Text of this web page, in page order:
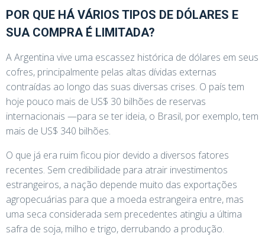
POR QUE HÁ VÁRIOS TIPOS DE DÓLARES E
SUA COMPRA É LIMITADA?
A Argentina vive uma escassez histórica de dólares em seus
cofres, principalmente pelas altas dívidas externas
contraídas ao longo das suas diversas crises. O país tem
hoje pouco mais de US$ 30 bilhões de reservas
internacionais —para se ter ideia, o Brasil, por exemplo, tem
mais de US$ 340 bilhões.
O que já era ruim ficou pior devido a diversos fatores
recentes. Sem credibilidade para atrair investimentos
estrangeiros, a nação depende muito das exportações
agropecuárias para que a moeda estrangeira entre, mas
uma seca considerada sem precedentes atingiu a última
safra de soja, milho e trigo, derrubando a produção.